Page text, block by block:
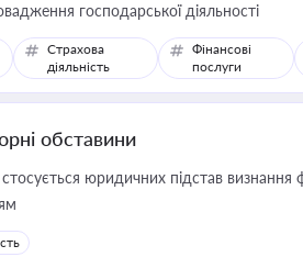
господарської діяльності
Страхова
діяльність
Фінансові
послуги
обставини
юридичних підстав визнання